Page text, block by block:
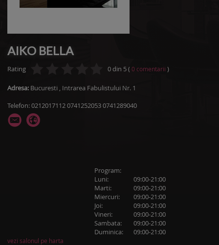
AIKO BELLA
Rating 0din 5( 0 comentarii )
Adresa: Bucuresti , Intrarea Fabulistului Nr. 1
Telefon: 0212017112 0741252053 0741289040
Program:
Luni:
09:00-21:00
Marti:
09:00-21:00
Miercuri:
09:00-21:00
Joi:
09:00-21:00
Vineri:
09:00-21:00
Sambata:
09:00-21:00
Duminica:
09:00-21:00
vezi salonul pe harta